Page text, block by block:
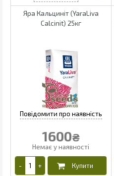
Яра Кальциніт (YaraLiva
Calcinit) 25кг
1600₴